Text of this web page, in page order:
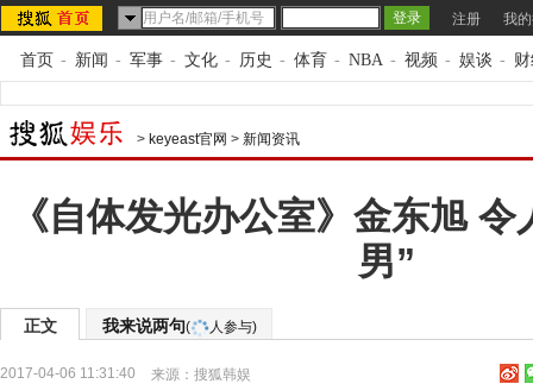
注册 我
首页 - 新闻 - 军事 - 文化 - 历史 - 体育 - NBA - 视频 - 娱谈 -
> keyeast官网 > 新闻资讯
《自体发光办公室》金东旭
男”
正文 我来说两句( 人参与)
2017-04-06 11:31:40 来源： 搜狐韩娱